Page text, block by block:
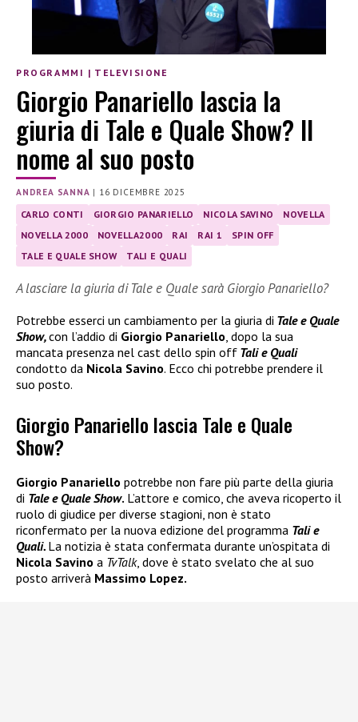
PROGRAMMI | TELEVISIONE
Giorgio Panariello lascia la
giuria di Tale e Quale Show? Il
nome al suo posto
ANDREA SANNA | 16 DICEMBRE 2025
CARLO CONTI GIORGIO PANARIELLO NICOLA SAVINO
NOVELLA
NOVELLA 2000
NOVELLA2000 RAI RAI 1
SPIN OFF
TALE E QUALE SHOW
TALI E QUALI
A lasciare la giuria di Tale e Quale sarà Giorgio Panariello?
Potrebbe esserci un cambiamento per la giuria di Tale e Quale
Show,con l’addio di Giorgio Panariello , dopo la sua
mancata presenza nel cast dello spin off Tali e Quali
condotto da Nicola Savino. Ecco chi potrebbe prendere il
suo posto.
Giorgio Panariello lascia Tale e Quale
Show?
Giorgio Panariello potrebbe non fare più parte della giuria
di Tale e Quale Show. L’attore e comico, che aveva ricoperto il
ruolo di giudice per diverse stagioni, non è stato
riconfermato per la nuova edizione del programma Tali e
Quali. La notizia è stata confermata durante un’ospitata di
Nicola Savino a TvTalk, dove è stato svelato che al suo
posto arriverà Massimo Lopez.